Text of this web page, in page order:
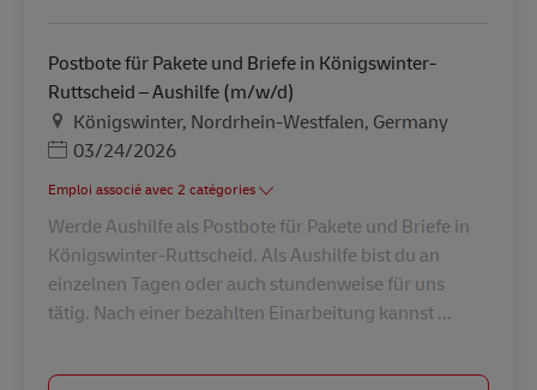
Postbote für Pakete und Briefe in Königswinter-
Ruttscheid – Aushilfe (m/w/d)
LieuKönigswinter, Nordrhein-Westfalen, Germany
Posted Date
03/24/2026
Emploi associé avec 2 catégories
Werde Aushilfe als Postbote für Pakete und Briefe in
Königswinter-Ruttscheid. Als Aushilfe bist du an
einzelnen Tagen oder auch stundenweise für uns
tätig. Nach einer bezahlten Einarbeitung kannst ...